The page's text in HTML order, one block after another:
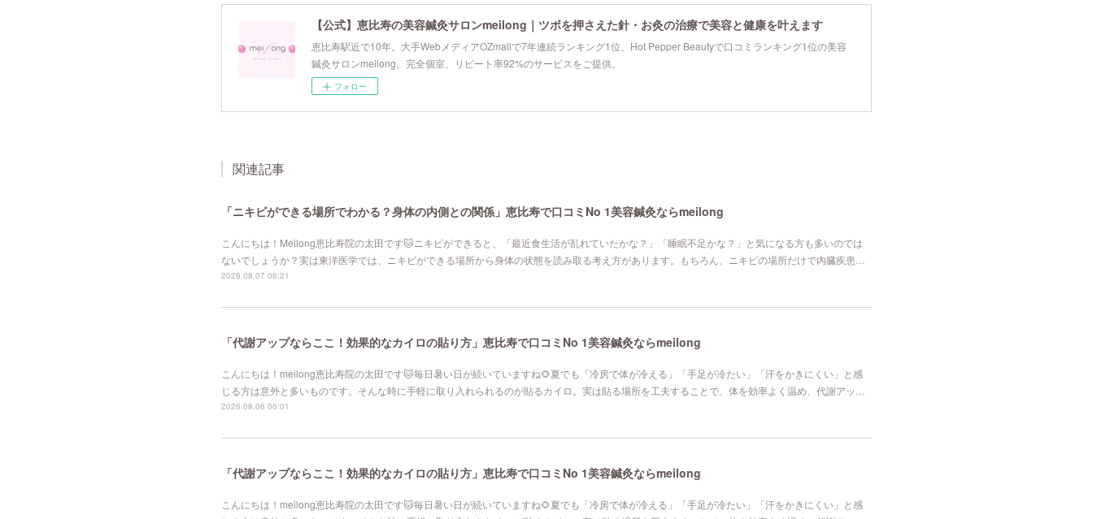
【公式】恵比寿の美容鍼灸サロンmeilong｜ツボを押さえた針・お灸の治療で美容と健康を叶えます
恵比寿駅近で10年。大手WebメディアOZmallで7年連続ランキング1位、Hot Pepper Beautyで口コミランキング1位の美容
鍼灸サロンmeilong。完全個室、リピート率92%のサービスをご提供。
フォロー
関連記事
「ニキビができる場所でわかる？身体の内側との関係」恵比寿で口コミNo 1美容鍼灸ならmeilong
こんにちは！Meilong恵比寿院の太田です🐱ニキビができると、「最近食生活が乱れていたかな？」「睡眠不足かな？」と気になる方も多いのでは
ないでしょうか？実は東洋医学では、ニキビができる場所から身体の状態を読み取る考え方があります。もちろん、ニキビの場所だけで内臓疾患…
2026.08.07 06:21
「代謝アップならここ！効果的なカイロの貼り方」恵比寿で口コミNo 1美容鍼灸ならmeilong
こんにちは！meilong恵比寿院の太田です🐱毎日暑い日が続いていますね🌻夏でも「冷房で体が冷える」「手足が冷たい」「汗をかきにくい」と感
じる方は意外と多いものです。そんな時に手軽に取り入れられるのが貼るカイロ。実は貼る場所を工夫することで、体を効率よく温め、代謝アッ…
2026.08.06 06:01
「代謝アップならここ！効果的なカイロの貼り方」恵比寿で口コミNo 1美容鍼灸ならmeilong
こんにちは！meilong恵比寿院の太田です🐱毎日暑い日が続いていますね🌻夏でも「冷房で体が冷える」「手足が冷たい」「汗をかきにくい」と感